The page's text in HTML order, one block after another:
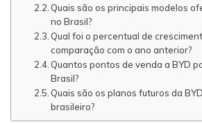
Quais são os principais modelos
no Brasil?
Qual foi o percentual de
comparação com o ano anterior?
Quantos pontos de venda a BYD
Brasil?
Quais são os planos futuros da
brasileiro?